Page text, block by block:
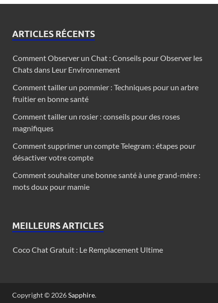
ARTICLES RÉCENTS
Comment Observer un Chat : Conseils pour Observer les
Chats dans Leur Environnement
Comment tailler un pommier : Techniques pour un arbre
fruitier en bonne santé
Comment tailler un rosier : conseils pour des roses
magnifiques
Comment supprimer un compte Telegram : étapes pour
désactiver votre compte
Comment souhaiter une bonne santé à une grand-mère :
mots doux pour mamie
MEILLEURS ARTICLES
Coco Chat Gratuit : Le Remplacement Ultime
Copyright © 2026Sapphire.